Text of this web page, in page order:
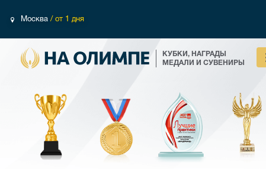
Москва / от 1 дня
КУБКИ, НАГРАДЫ
МЕДАЛИ И СУВЕНИРЫ